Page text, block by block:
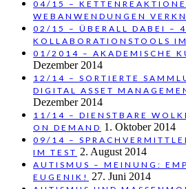
04/15 –
WEBANWENDUNGEN
02/15 – ÜBERALL DABEI – 4
KOLLABORATIONSTOOLS
01/2014 – AKADEMISCHE
Dezember 2014
12/14 – SORTIERTE
DIGITAL ASSET
Dezember 2014
11/14 – DIENSTBARE
ON DEMAND 1. Oktober 2014
09/14 –
IM TEST 2. August 2014
AUTISMUS – MEINUNG:
EUGENIK!
27. Juni 2014